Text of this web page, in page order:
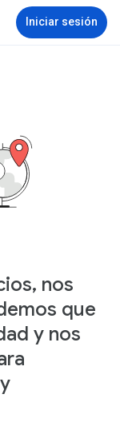
Iniciar sesión
nos
que
y nos